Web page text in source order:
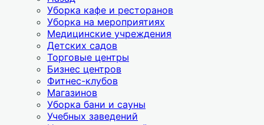
Уборка кафе и ресторанов
Уборка на мероприятиях
Медицинские учреждения
Детских садов
Торговые центры
Бизнес центров
Фитнес-клубов
Магазинов
Уборка бани и сауны
Учебных заведений